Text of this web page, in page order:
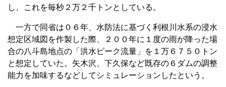
し、これを毎秒２万２千トンとしている。
一方で同省は０６年、水防法に基づく利根川水系の浸水
想定区域図を作製した際、２００年に１度の雨が降った場
合の八斗島地点の「洪水ピーク流量」を１万６７５０トン
と想定していた。矢木沢、下久保など既存の６ダムの調整
能力を加味するなどしてシミュレーションしたという。